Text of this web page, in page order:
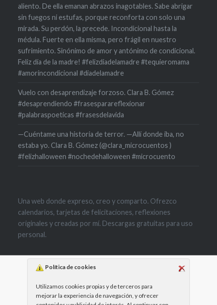
Política de cookies
Utilizamos cookies propias y de terceros para
mejorar la experiencia de navegación, y ofrecer
aliento. De ella emanan abrazos inagotables. Sabe abrigar
sin fuegos ni estufas, porque reconforta con solo una
mirada. Su perdón, la precede. Incondicional hasta la
médula. Fuerte en ella misma, pero frágil en nuestro
sufrimiento. Sinónimo de amor y antónimo de condicional.
Feliz día de la madre! #felizdiadelamadre #tequieromama
#amorincondicional #diadelamadre
Vuelo con desaprendizaje forzoso. Clara B. Gómez
#desaprendiendo #frasesparareflexionar
#palabraspoeticas #frasesdelavida
—Cuéntame una historia de terror. —Allí donde iba, no
estaba yo. Clara B. Gómez (@clara_microcuentos )
#felizhalloween #nochedehalloween #microcuento
Una web donde expreso, creo y comparto. Ofrezco
calendarios, tarjetas de felicitaciones, reflexiones
originales y creadas por mí. Descargas gratuitas para uso
personal.